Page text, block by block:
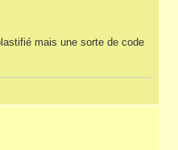
mais une sorte de code